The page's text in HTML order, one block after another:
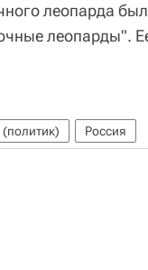
леопарда
леопарды".
Россия